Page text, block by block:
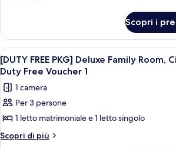
Double
Room,
City
View
+
LOTTE
Duty
Voucher
FREE
PKG]
Deluxe
Double
Room,
City
View
LOTTE
Duty
Free
Scopri i
Apri
tutte
le
foto
per
[DUTY
FREE
Un edificio
7
[DUTY FREE PKG] Deluxe Family Room,
Duty Free Voucher 1
1 camera
Per 3 persone
1 letto matrimoniale e 1 letto singolo
Scopri di più
Altri